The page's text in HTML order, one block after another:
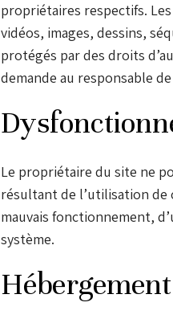
propriétaires respectifs.
vidéos, images, dessins,
protégés par des droits
demande au responsable
Le propriétaire du site ne
résultant de l’utilisation de
mauvais fonctionnement,
système.